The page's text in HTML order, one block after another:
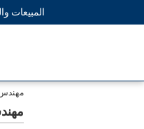
المبيعات
مهندس